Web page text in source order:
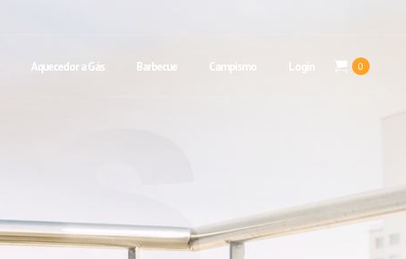
Aquecedor a Gás Barbecue Campismo Login 0